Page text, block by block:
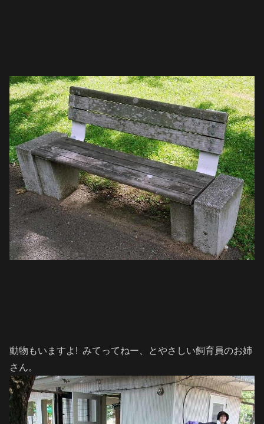
動物もいますよ! みてってねー、とやさしい飼育員のお姉
さん。